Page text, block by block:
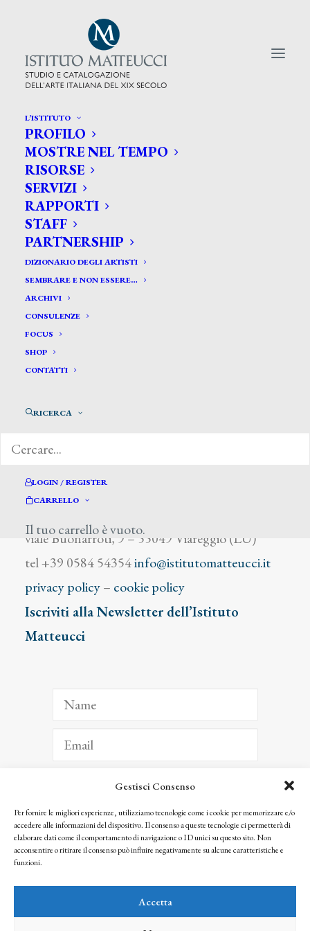
Gestisci Consenso
Per fornire le migliori esperienze, utilizziamo tecnologie come i cookie per memorizzare e/o
accedere alle informazioni del dispositivo. Il consenso a queste tecnologie ci permetterà di
elaborare dati come il comportamento di navigazione o ID unici su questo sito. Non
acconsentire o ritirare il consenso può influire negativamente su alcune caratteristiche e
funzioni.
Accetta
L’ISTITUTO
PROFILO
MOSTRE NEL TEMPO
RISORSE
SERVIZI
RAPPORTI
STAFF
PARTNERSHIP
DIZIONARIO DEGLI ARTISTI
SEMBRARE E NON ESSERE…
ARCHIVI
CONSULENZE
FOCUS
SHOP
CONTATTI
RICERCA
LOGIN / REGISTER
CARRELLO
Il tuo carrello è vuoto.
CERCA TRA GLI ARTISTI:
Search
for:
Ubicini Giuseppe
viale Buonarroti, 9 – 55049 Viareggio (LU)
tel +39 0584 54354info@istitutomatteucci.it
privacy policy– cookie policy
Iscriviti alla Newsletter dell’Istituto
Matteucci
ISCRIVITI
Facendo clic per iscriverti, riconosci che le tue informazioni saranno trattate
seguendo la nostra Privacy Policy
© 2025 Istituto Matteucci. All right reserved
l’autorizzazione scritta dei proprietari dei diritti e dell’Istituto Matteucci